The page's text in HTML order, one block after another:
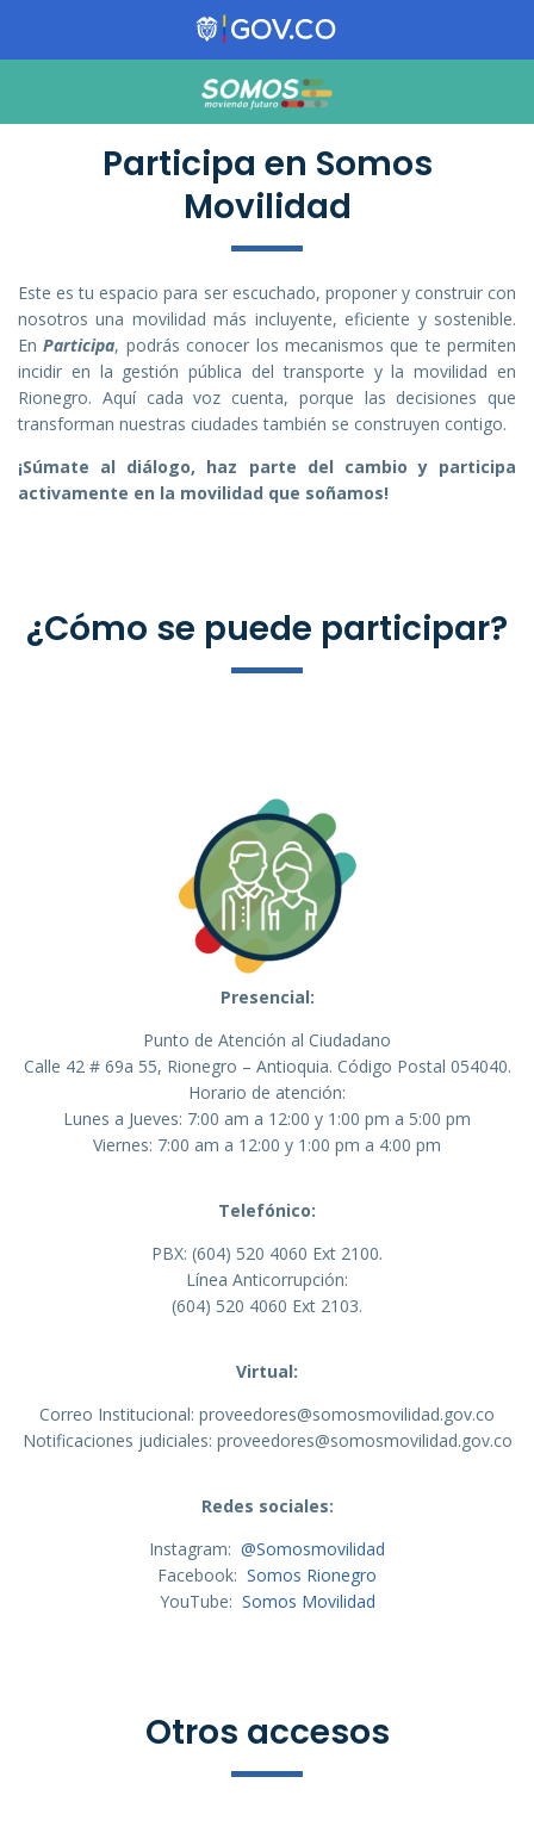
Participa en Somos
Movilidad
Este es tu espacio para ser escuchado, proponer y construir con
nosotros una movilidad más incluyente, eficiente y sostenible.
EnParticipa, podrás conocer los mecanismos que te permiten
incidir en la gestión pública del transporte y la movilidad en
Rionegro. Aquí cada voz cuenta, porque las decisiones que
transforman nuestras ciudades también se construyen contigo.
¡Súmate al diálogo, haz parte del cambio y participa
activamente en la movilidad que soñamos!
¿Cómo se puede participar?
Presencial:
Punto de Atención al Ciudadano
Calle 42 # 69a 55, Rionegro – Antioquia. Código Postal 054040.
Horario de atención:
Lunes a Jueves: 7:00 am a 12:00 y 1:00 pm a 5:00 pm
Viernes: 7:00 am a 12:00 y 1:00 pm a 4:00 pm
Telefónico:
PBX: (604) 520 4060 Ext 2100.
Línea Anticorrupción:
(604) 520 4060 Ext 2103.
Virtual:
Correo Institucional: proveedores@somosmovilidad.gov.co
Notificaciones judiciales: proveedores@somosmovilidad.gov.co
Redes sociales:
Instagram: @Somosmovilidad
Facebook: Somos Rionegro
YouTube: Somos Movilidad
Otros accesos